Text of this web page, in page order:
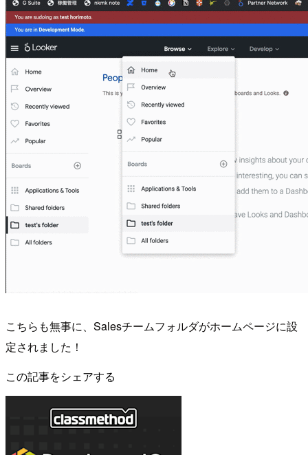
こちらも無事に、Salesチームフォルダがホームページに設
定されました！
この記事をシェアする